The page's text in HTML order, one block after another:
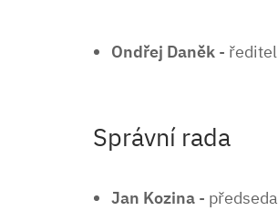
Ondřej Daněk - ředitel
Správní rada
Jan Kozina - předseda